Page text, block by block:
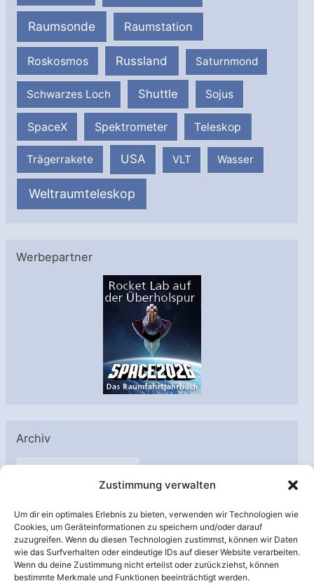
Zustimmung verwalten
Um dir ein optimales Erlebnis zu bieten, verwenden wir Technologien wie
Cookies, um Geräteinformationen zu speichern und/oder darauf
zuzugreifen. Wenn du diesen Technologien zustimmst, können wir Daten
wie das Surfverhalten oder eindeutige IDs auf dieser Website verarbeiten.
Wenn du deine Zustimmung nicht erteilst oder zurückziehst, können
bestimmte Merkmale und Funktionen beeinträchtigt werden.
Raumsonde Raumstation
Roskosmos Russland Saturnmond
Schwarzes Loch Shuttle Sojus
SpaceX Spektrometer Teleskop
Trägerrakete USA VLT Wasser
Weltraumteleskop
Werbepartner
Archiv
A
h
i
v
Unterstützt von: